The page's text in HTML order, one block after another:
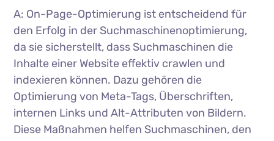
A: On-Page-Optimierung ist entscheidend für
den Erfolg in der Suchmaschinenoptimierung,
da sie sicherstellt, dass Suchmaschinen die
Inhalte einer Website effektiv crawlen und
indexieren können. Dazu gehören die
Optimierung von Meta-Tags, Überschriften,
internen Links und Alt-Attributen von Bildern.
Diese Maßnahmen helfen Suchmaschinen, den